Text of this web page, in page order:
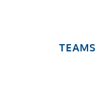
TEAMS